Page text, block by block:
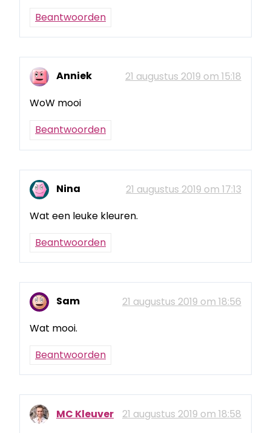
Beantwoorden
Anniek
21 augustus 2019 om 15:18
WoW mooi
Beantwoorden
Nina
21 augustus 2019 om 17:13
Wat een leuke kleuren.
Beantwoorden
Sam
21 augustus 2019 om 18:56
Wat mooi.
Beantwoorden
MC Kleuver
21 augustus 2019 om 18:58